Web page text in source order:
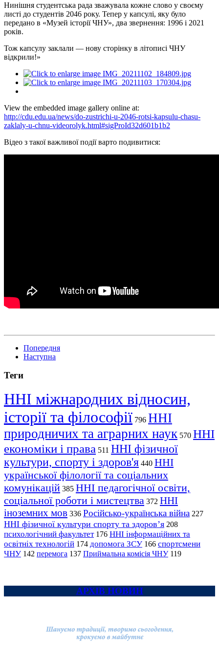
Нинішня студентська рада зважувала кожне слово у своєму
листі до студентів 2046 року. Тепер у капсулі, яку було
передано в «Музей історії ЧНУ», два звернення: 1996 і 2021
років.
Тож капсулу заклали — нову сторінку в літописі ЧНУ
відкрили!»
View the embedded image gallery online at:
http://cdu.edu.ua/news/do-zustrichi-u-2046-rotsi-kapsulu-chasu-
zaklaly-u-chnu-videorolyk.html#sigProId32d601b1b2
Відео з такої важливої події варто подивитися:
Попередня
Наступна
Теги
ННІ міжнародних відносин,
історії та філософії 796 ННІ
природничих та аграрних наук 570 ННІ
економіки і права 511 ННІ фізичної
культури, спорту і здоров'я 440 ННІ
української філології та соціальних
комунікацій 385 ННІ педагогічної освіти,
соціальної роботи і мистецтва 372 ННІ
іноземних мов 336 Російсько-українська війна 227
ННІ фізичної культури спорту та здоров’я 208
психологічний факультет 176 ННІ інформаційних та
освітніх технологій 174 допомога ЗСУ 166 спортсмени
ЧНУ 142 перемога 137 Приймальна комісія ЧНУ 119
АРХІВ НОВИН